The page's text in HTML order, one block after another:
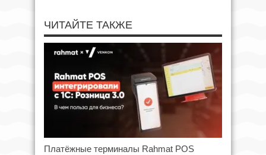
ЧИТАЙТЕ ТАКЖЕ
Платёжные терминалы Rahmat POS